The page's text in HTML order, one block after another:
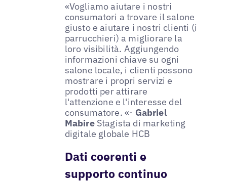
«Vogliamo aiutare i nostri
consumatori a trovare il salone
giusto e aiutare i nostri clienti (i
parrucchieri) a migliorare la
loro visibilità. Aggiungendo
informazioni chiave su ogni
salone locale, i clienti possono
mostrare i propri servizi e
prodotti per attirare
l'attenzione e l'interesse del
consumatore. «- Gabriel
Mabire Stagista di marketing
digitale globale HCB
Dati coerenti e
supporto continuo